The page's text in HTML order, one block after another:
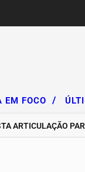
EM FOCO /
ARTICULAÇÃO